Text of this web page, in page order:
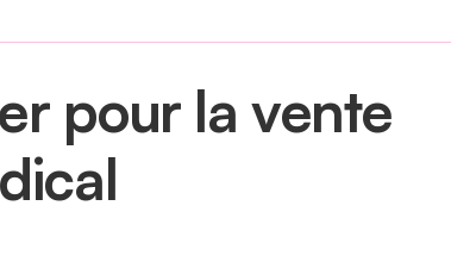
pour la vente